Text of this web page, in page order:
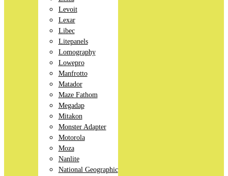
Levoit
Lexar
Libec
Litepanels
Lomography
Lowepro
Manfrotto
Matador
Maze Fathom
Megadap
Mitakon
Monster Adapter
Motorola
Moza
Nanlite
National Geographic